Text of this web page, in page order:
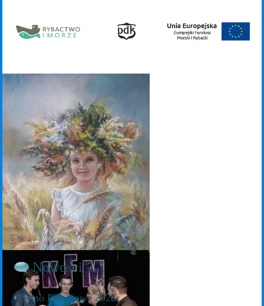
Wirtualna wystawa
Urszula Pietras
Nowości
Kino Plenerowe 2026r.